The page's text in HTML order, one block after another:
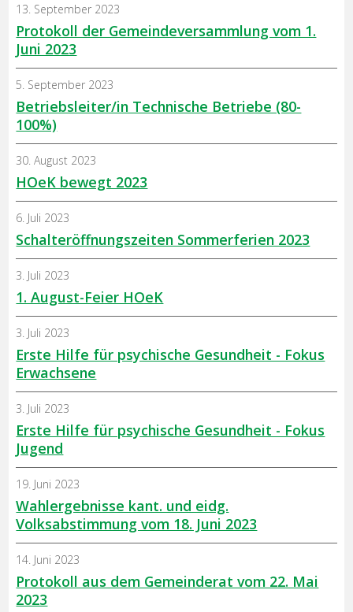
Protokoll der Gemeindeversammlung vom 1.
Juni 2023
13. September 2023
Betriebsleiter/in Technische Betriebe (80-
100%)
5. September 2023
HOeK bewegt 2023
30. August 2023
Schalteröffnungszeiten Sommerferien 2023
6. Juli 2023
1. August-Feier HOeK
3. Juli 2023
Erste Hilfe für psychische Gesundheit - Fokus
Erwachsene
3. Juli 2023
Erste Hilfe für psychische Gesundheit - Fokus
Jugend
3. Juli 2023
Wahlergebnisse kant. und eidg.
Volksabstimmung vom 18. Juni 2023
19. Juni 2023
Protokoll aus dem Gemeinderat vom 22. Mai
2023
14. Juni 2023